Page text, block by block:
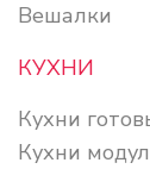
Вешалки
КУХНИ
Кухни
Кухни